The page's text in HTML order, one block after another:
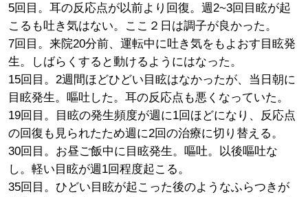
5回目。耳の反応点が以前より回復。週2~3回目眩が起
こるも吐き気はない。ここ２日は調子が良かった。
7回目。来院20分前、運転中に吐き気をもよおす目眩発
生。しばらくすると動けるようにはなった。
15回目。2週間ほどひどい目眩はなかったが、当日朝に
目眩発生。嘔吐した。耳の反応点も悪くなっていた。
19回目。目眩の発生頻度が週に1回ほどになり、反応点
の回復も見られたため週に2回の治療に切り替える。
30回目。お昼ご飯中に目眩発生。嘔吐。以後嘔吐な
し。軽い目眩が週1回程度起こる。
35回目。ひどい目眩が起こった後のようなふらつきが